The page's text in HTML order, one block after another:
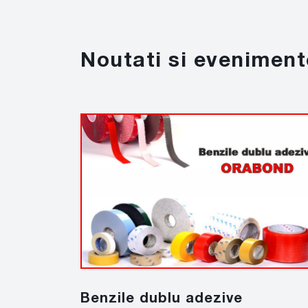
Noutati si
Benzile dublu adezive